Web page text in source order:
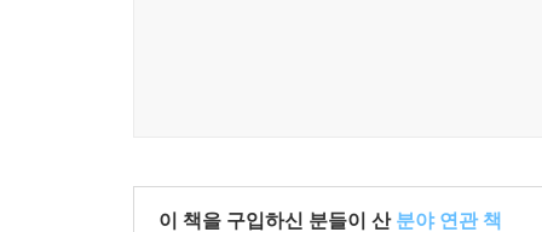
이 책을 구입하신 분들이 산 분야 연관 책